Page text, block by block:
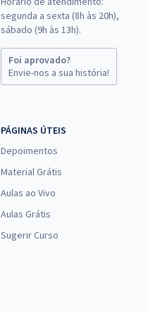
segunda a sexta (8h às 20h),
sábado (9h às 13h).
Foi aprovado?
Envie-nos a sua história!
PÁGINAS ÚTEIS
Depoimentos
Material Grátis
Aulas ao Vivo
Aulas Grátis
Sugerir Curso